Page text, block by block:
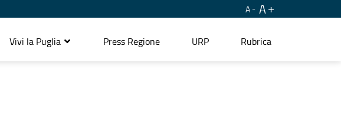
A A
Vivi la Puglia Press Regione URP Rubrica